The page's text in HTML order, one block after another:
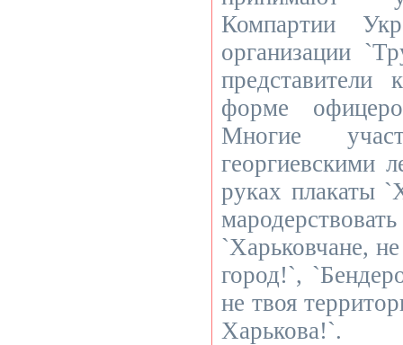
Компартии
организации
форме
Многие
георгиевскими
руках плакаты
`Харьковчане,
город!`,
не твоя
Харькова!`.